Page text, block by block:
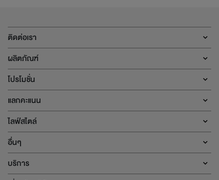
ติดต่อเรา
ผลิตภัณฑ์
โปรโมชั่น
แลกคะแนน
ไลฟ์สไตล์
อื่นๆ
บริการ